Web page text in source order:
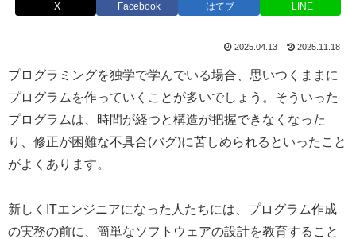
X Facebook はてブ LINE
2025.04.13 2025.11.18
プログラミングを独学で学んでいる場合、思いつくままに
プログラムを作っていくことが多いでしょう。そういった
プログラムは、時間が経つと構造が把握できなくなった
り、修正が困難な不具合(バグ)に苦しめられるといったこと
がよくあります。
新しくITエンジニアになった人たちには、プログラム作成
の実務の前に、簡単なソフトウェアの設計を教育すること